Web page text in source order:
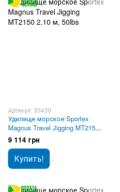
Артикул: 30439
Удилище морское Sportex
Magnus Travel Jigging MT2150
2.10 м, 50lbs
9 114 грн
Купить!